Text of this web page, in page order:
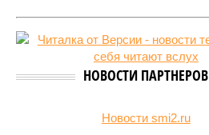
НОВОСТИ ПАРТНЕРОВ
Новости smi2.ru